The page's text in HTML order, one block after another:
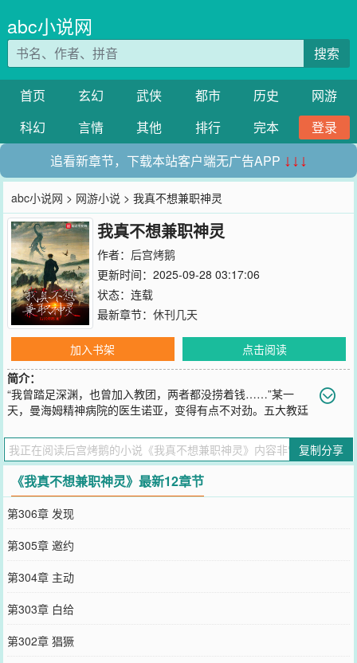
abc小说网
搜索
首页 玄幻 武侠 都市 历史
网游
科幻
言情 其他 排行 完本
登录
追看新章节，下载本站客户端无广告APP ↓↓↓
abc小说网 > 网游小说 > 我真不想兼职神灵
我真不想兼职神灵
作者： 后宫烤鹅
更新时间：2025-09-28 03:17:06
状态：连载
最新章节： 休刊几天
加入书架
点击阅读
简介：
“我曾踏足深渊，也曾加入教团，两者都没捞着钱……”某一
天，曼海姆精神病院的医生诺亚，变得有点不对劲。五大教廷
有同级主神……张言穿越的时候，身体就被一只黑猫硬塞了半块主神
神格，然后他就被一只追杀穿越者的狗盯上了。在这个平行世界，多
出了某些魔法的超自然力量。最后张言发现，为了找到回家的路，他
必须当这个兼职神灵。而这个黑暗的世界里，他也是希望的最后一道
光。
您要是觉得《
微博微信里的朋友推荐哦！
复制分享
《我真不想兼职神灵》最新12章节
第306章 发现
第305章 邀约
第304章 主动
第303章 白给
第302章 猖獗